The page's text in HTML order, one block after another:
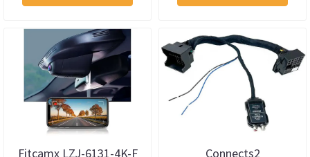
Fitcamx LZJ-6131-4K-F
Connects2